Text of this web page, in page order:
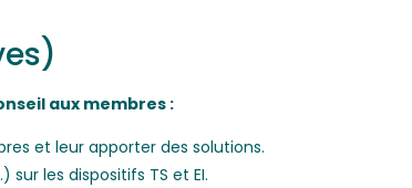
aux membres :
et leur apporter des solutions.
sur les dispositifs TS et EI.